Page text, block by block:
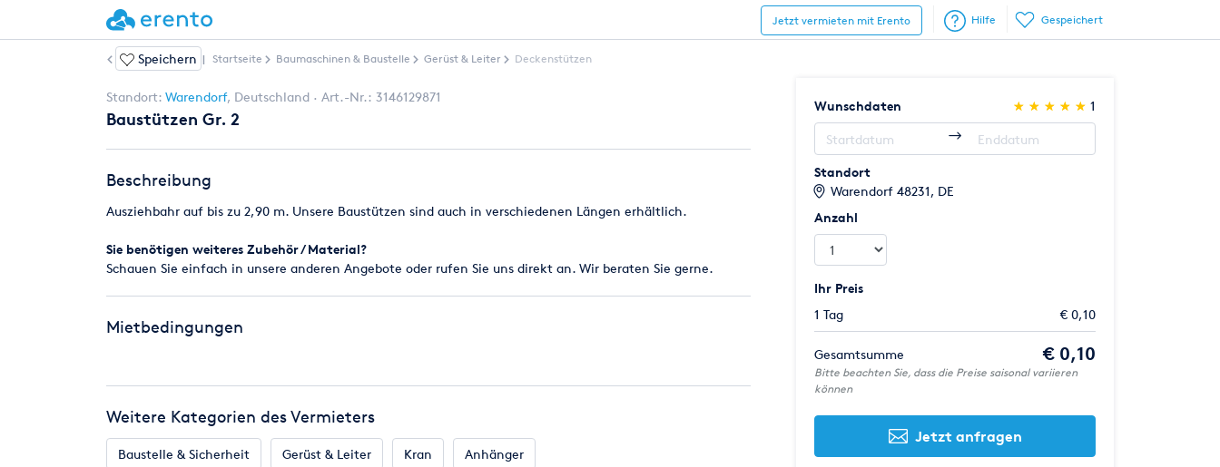
Gespeichert
Jetzt vermieten mit Erento Hilfe
Weitere Artikel | Startseite Baumaschinen & Baustelle Gerüst & Leiter Deckenstützen
Speichern
Standort: Warendorf, Deutschland Art.-Nr.: 3146129871
Baustützen Gr. 2
Beschreibung
Ausziehbahr auf bis zu 2,90 m. Unsere Baustützen sind auch in verschiedenen Längen erhältlich.
Sie benötigen weiteres Zubehör / Material?
Schauen Sie einfach in unsere anderen Angebote oder rufen Sie uns direkt an. Wir beraten Sie gerne.
Mietbedingungen
Weitere Kategorien des Vermieters
Baustelle & Sicherheit Gerüst & Leiter Kran Anhänger
Wunschdaten (*)
★
★
(*) ★
★
(*) ★
★
(*) ★
★
(*) ★
★ 1
Standort
Warendorf 48231, DE
Anzahl
Ihr Preis
1 Tag
€ 0,10
Gesamtsumme € 0,10
Bitte beachten Sie, dass die Preise saisonal variieren
können
Jetzt anfragen